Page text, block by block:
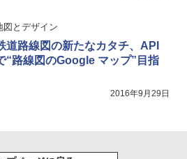
図とデザイン
道路線図の新たなカタチ、API
“路線図のGoogle マップ”目指
2016年9月29日